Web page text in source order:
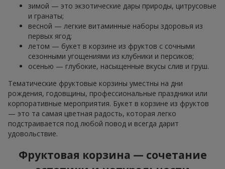
зимой — это экзотические дары природы, цитрусовые
и гранаты;
весной — легкие витаминные наборы здоровья из
первых ягод;
летом — букет в корзине из фруктов с сочными
сезонными угощениями из клубники и персиков;
осенью — глубокие, насыщенные вкусы слив и груш.
Тематические фруктовые корзины уместны на дни
рождения, годовщины, профессиональные праздники или
корпоративные мероприятия. Букет в корзине из фруктов
— это та самая цветная радость, которая легко
подстраивается под любой повод и всегда дарит
удовольствие.
Фруктовая корзина — сочетание